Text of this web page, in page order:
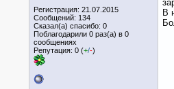
Регистрация: 21.07.2015
Сообщений: 134
Сказал(а) спасибо: 0
Поблагодарили 0 раз(а) в 0
сообщениях
Репутация: 0 (+/-)
В